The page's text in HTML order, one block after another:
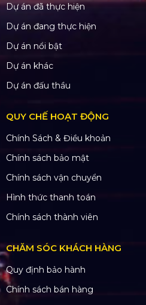
Dự án đã thực hiện
Dự án đang thực hiện
Dự án nổi bật
Dự án khác
Dự án đấu thầu
QUY CHẾ HOẠT ĐỘNG
Chính Sách & Điều khoản
Chính sách bảo mật
Chính sách vận chuyển
Hình thức thanh toán
Chính sách thành viên
CHĂM SÓC KHÁCH HÀNG
Quy định bảo hành
Chính sách bán hàng